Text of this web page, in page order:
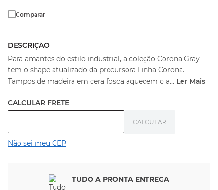
Comparar
DESCRIÇÃO
Para amantes do estilo industrial, a coleção Corona Gray
tem o shape atualizado da precursora Linha Corona.
Tampos de madeira em cera fosca aquecem o a... Ler Mais
Não sei meu CEP
TUDO A PRONTA ENTREGA